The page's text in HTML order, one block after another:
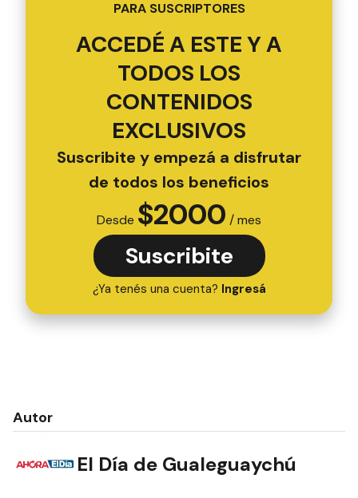
PARA SUSCRIPTORES
ACCEDÉ A ESTE Y A
TODOS LOS
CONTENIDOS
EXCLUSIVOS
Suscribite y empezá a disfrutar
de todos los beneficios
Desde $2000 / mes
Suscribite
¿Ya tenés una cuenta? Ingresá
Autor
El Día de Gualeguaychú